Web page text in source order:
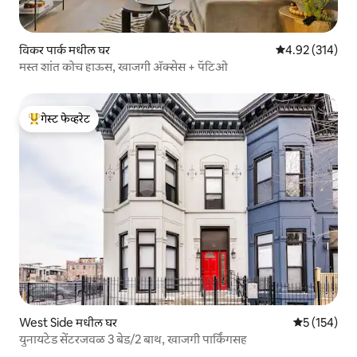
विकर पार्क मधील घर 5 पैकी 4.92
4.92 (314)
मस्त शांत कोच हाऊस, खाजगी ॲक्सेस + पॅटिओ
टॉप गेस्ट फेव्हरेट
गेस्ट फेव्हरेट
West Side मधील घर 5 पैकी 5
5 (154)
युनायटेड सेंटरजवळ 3 बेड/2 बाथ, खाजगी पार्किंगसह